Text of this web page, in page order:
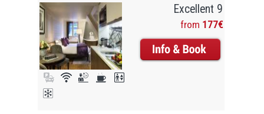
Excellent 9
from 177€